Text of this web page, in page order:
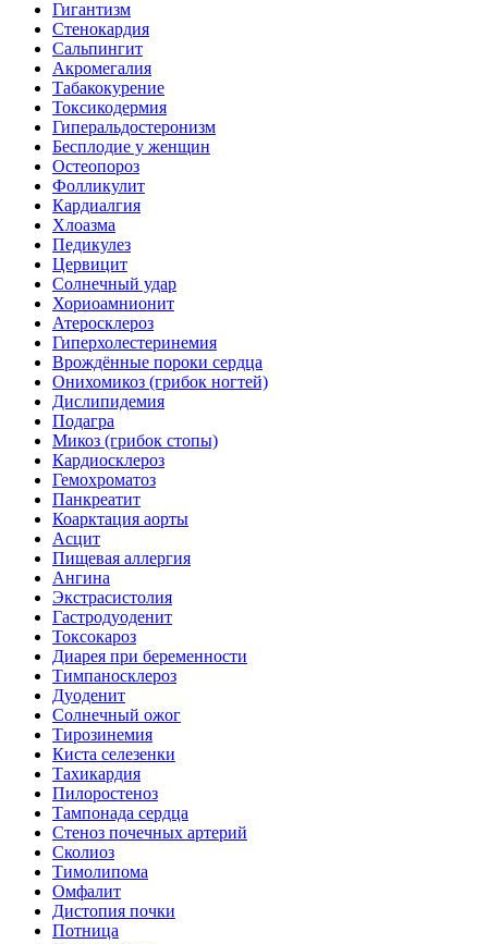
Гигантизм
Стенокардия
Сальпингит
Акромегалия
Табакокурение
Токсикодермия
Гиперальдостеронизм
Бесплодие у женщин
Остеопороз
Фолликулит
Кардиалгия
Хлоазма
Педикулез
Цервицит
Солнечный удар
Хориоамнионит
Атеросклероз
Гиперхолестеринемия
Врождённые пороки сердца
Онихомикоз (грибок ногтей)
Дислипидемия
Подагра
Микоз (грибок стопы)
Кардиосклероз
Гемохроматоз
Панкреатит
Коарктация аорты
Асцит
Пищевая аллергия
Ангина
Экстрасистолия
Гастродуоденит
Токсокароз
Диарея при беременности
Тимпаносклероз
Дуоденит
Солнечный ожог
Тирозинемия
Киста селезенки
Тахикардия
Пилоростеноз
Тампонада сердца
Стеноз почечных артерий
Сколиоз
Тимолипома
Омфалит
Дистопия почки
Потница